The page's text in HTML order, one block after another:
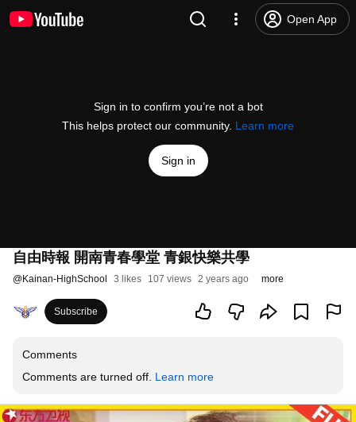
Open App
Sign in to confirm you’re not a bot
This helps protect our community. Learn more
Sign in
自由時報 開南青春學堂 青銀快樂共學
@Kainan-HighSchool 3 likes 107 views 2 years ago more
Subscribe
Comments
Comments are turned off. Learn more